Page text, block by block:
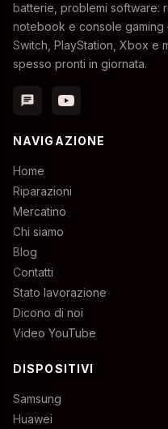
batterie, problemi software:
notebook e console gaming
Switch, PlayStation, Xbox e
spesso pronti in giornata.
chat
NAVIGAZIONE
Home
Riparazioni
Mercatino
Chi siamo
Blog
Contatti
Stato lavorazione
Dicono di noi
Video YouTube
DISPOSITIVI
Samsung
Huawei